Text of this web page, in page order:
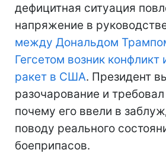
дефицитная ситуация
напряжение в
между Дональдом
Гегсетом возник конфликт
ракет в США. Президент
разочарование и
почему его ввели в
поводу реального
боеприпасов.